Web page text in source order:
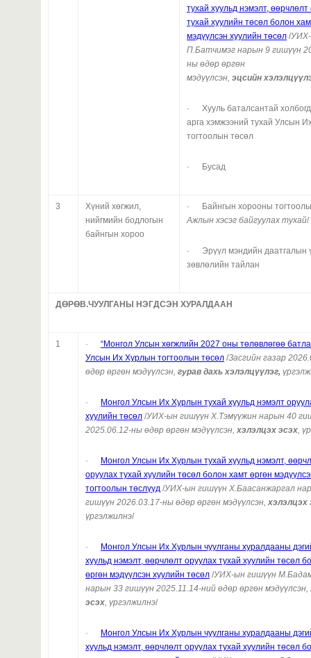
тухай хуульд нэмэлт, өөрчлөлт
тухай хуулийн төсөл болон
мэдүүлсэн хуулийн төсөл /
П.Батчимэг нарын 9 гишүүн
ны өдөр өргөн
мэдүүлсэн, эцсийн
· Хууль баталсантай
арга хэмжээний тухай Улсын
тогтоолын төсөл
· Бусад
3
Хүний хөгжил,
нийгмийн бодлогын
байнгын хороо
· Байнгын хорооны
Ажлын хэсэг байгуулах тухай/
· Эрүүл мэндийн даатгалын
зөвлөлийн тайлан
ДӨРӨВ.ЧУУЛГАНЫ НЭГДСЭН ХУРАЛДААН
1 · “Монгол Улсын хөгжлийн 2027 оны төлөвлөгөө
Улсын Их Хурлын тогтоолын төсөл /Засгийн газар
өдөр өргөн мэдүүлсэн, гурав дахь хэлэлцүүлэг,
· Монгол Улсын Их Хурлын тухай хуульд нэмэлт
хуулийн төсөл /УИХ-ын гишүүн Х.Тэмүүжин нарын 40
2025.06.12-ны өдөр өргөн мэдүүлсэн, хэлэлцэх эсэх ,
· Монгол Улсын Их Хурлын тухай хуульд нэмэлт,
оруулах тухай хуулийн төсөл болон хамт өргөн
тогтоолын төслүүд /УИХ-ын гишүүн Х.Баасанжаргал
гишүүн 2026.03.17-ны өдөр өргөн мэдүүлсэн, хэлэлцэх
үргэлжилнэ/
· Монгол Улсын Их Хурлын чуулганы хуралдааны
хуульд нэмэлт, өөрчлөлт оруулах тухай хуулийн төсөл
өргөн мэдүүлсэн хуулийн төсөл /УИХ-ын гишүүн
нарын 33 гишүүн 2025.11.14-ний өдөр өргөн мэдүүлсэн,
эсэх , үргэлжилнэ/
· Монгол Улсын Их Хурлын чуулганы хуралдааны
хуульд нэмэлт, өөрчлөлт оруулах тухай хуулийн төсөл